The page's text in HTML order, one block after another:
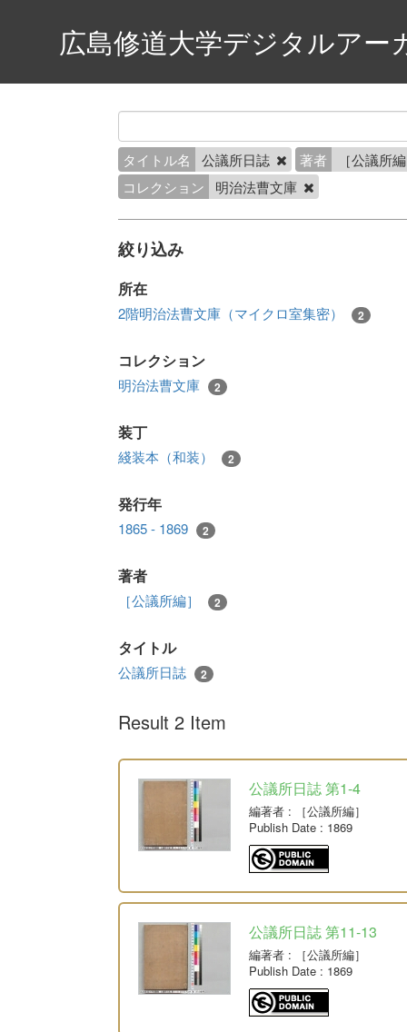
広島修道大学デジタルアー
タイトル名 公議所日誌 著者
［公議所
コレクション
明治法曹文庫
絞り込み
所在
2階明治法曹文庫（マイクロ室集密） 2
コレクション
明治法曹文庫 2
装丁
綫装本（和装） 2
発行年
1865 - 1869 2
著者
［公議所編］ 2
タイトル
公議所日誌 2
Result 2 Item
公議所日誌 第1-4
編著者 : ［公議所編］
Publish Date : 1869
公議所日誌 第11-13
編著者 : ［公議所編］
Publish Date : 1869